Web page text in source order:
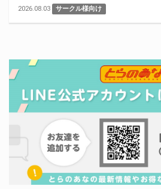
2026.08.03 サークル様向け